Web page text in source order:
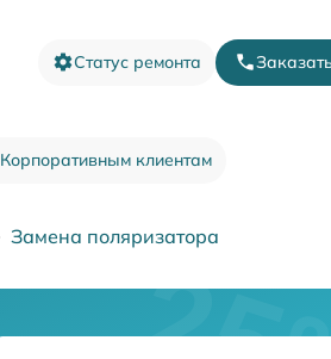
Статус ремонта
Корпоративным клиентам
Замена поляризатора